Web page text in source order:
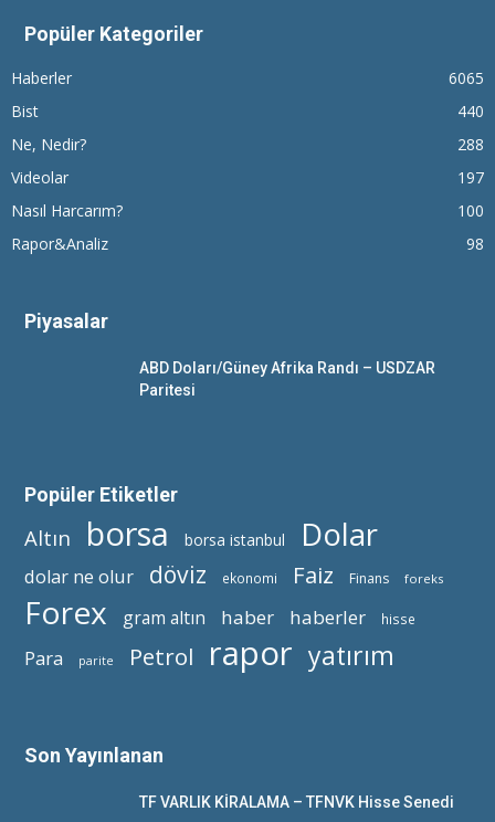
Popüler Kategoriler
Haberler
6065
Bist
440
Ne, Nedir?
288
Videolar
197
Nasıl Harcarım?
100
Rapor&Analiz
98
Piyasalar
ABD Doları/Güney Afrika Randı – USDZAR
Paritesi
Popüler Etiketler
Altın borsa borsa istanbul Dolar
dolar ne olur döviz ekonomi Faiz Finans foreks
Forex gram altın haber haberler hisse
Para parite Petrol rapor yatırım
Son Yayınlanan
TF VARLIK KİRALAMA – TFNVK Hisse Senedi